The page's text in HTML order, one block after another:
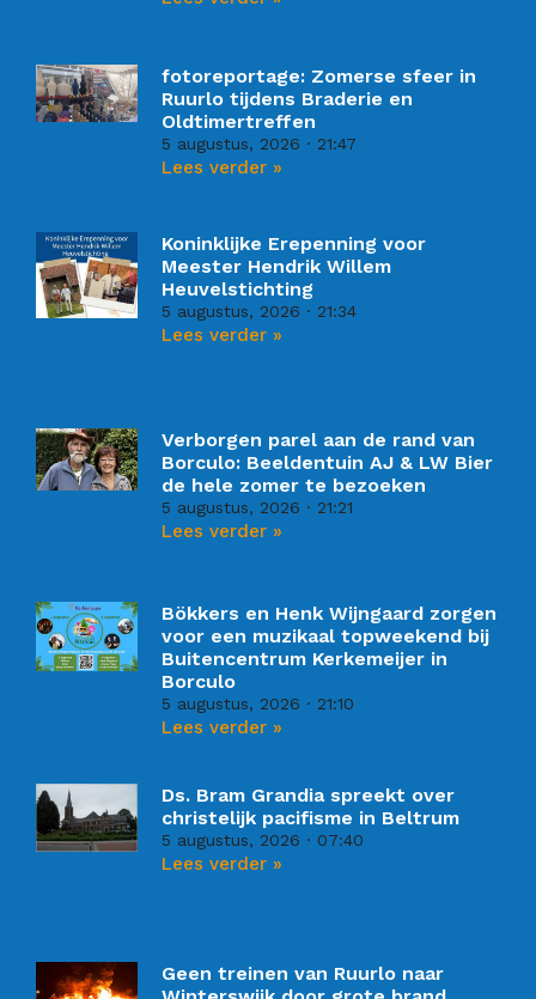
fotoreportage: Zomerse sfeer in
Ruurlo tijdens Braderie en
Oldtimertreffen
5 augustus, 2026 21:47
Lees verder »
Koninklijke Erepenning voor
Meester Hendrik Willem
Heuvelstichting
5 augustus, 2026 21:34
Lees verder »
Verborgen parel aan de rand van
Borculo: Beeldentuin AJ & LW Bier
de hele zomer te bezoeken
5 augustus, 2026 21:21
Lees verder »
Bökkers en Henk Wijngaard zorgen
voor een muzikaal topweekend bij
Buitencentrum Kerkemeijer in
Borculo
5 augustus, 2026 21:10
Lees verder »
Ds. Bram Grandia spreekt over
christelijk pacifisme in Beltrum
5 augustus, 2026 07:40
Lees verder »
Geen treinen van Ruurlo naar